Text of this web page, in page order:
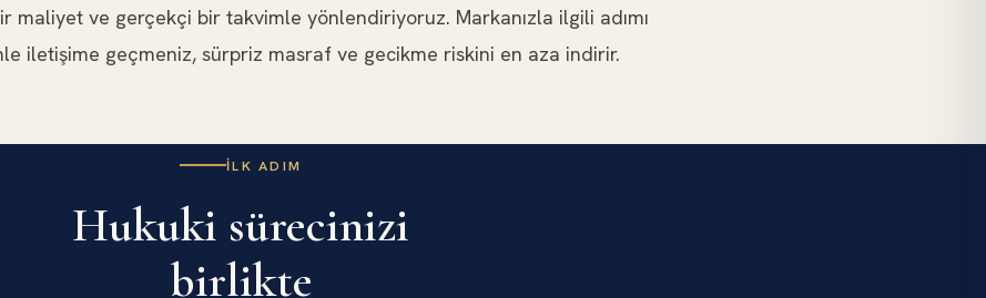
maliyet ve gerçekçi bir takvimle yönlendiriyoruz. Markanızla ilgili adımı
iletişime geçmeniz, sürpriz masraf ve gecikme riskini en aza indirir.
İLK ADIM
Hukuki sürecinizi
birlikte